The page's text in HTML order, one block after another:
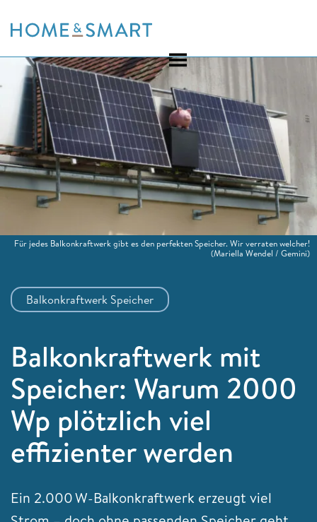
to
Balkonkraftwerk Speicher
Balkonkraftwerk mit
Speicher: Warum 2000
Wp plötzlich viel
effizienter werden
Ein 2.000 W-Balkonkraftwerk erzeugt viel
Für jedes Balkonkraftwerk gibt es den perfekten Speicher. Wir verraten welcher!
(Mariella Wendel / Gemini)